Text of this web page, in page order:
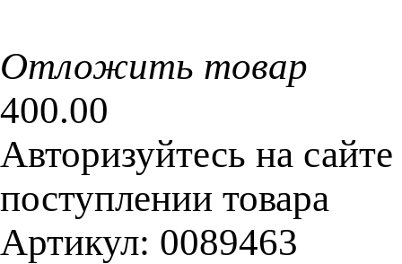
Отложить товар
400.00
Авторизуйтесь на
поступлении товара
Артикул: 0089463